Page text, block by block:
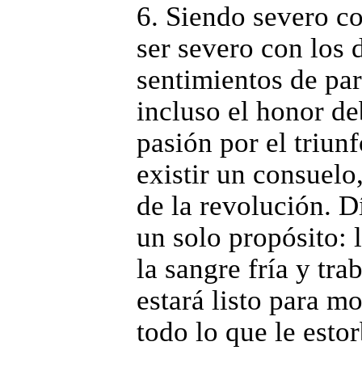
6. Siendo severo
ser severo con los
sentimientos de
incluso el honor
pasión por el
existir un
de la revolución.
un solo propósito:
la sangre fría y
estará listo para
todo lo que le